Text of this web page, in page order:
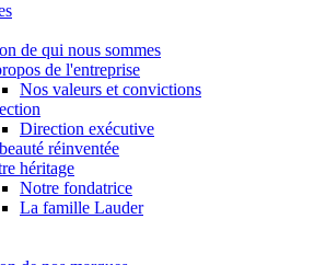
de qui nous sommes
de l'entreprise
Nos valeurs et convictions
Direction exécutive
réinventée
héritage
Notre fondatrice
La famille Lauder